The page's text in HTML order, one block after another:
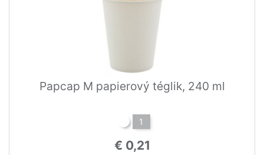
Papcap M papierový téglik, 240 ml
1
€ 0,21